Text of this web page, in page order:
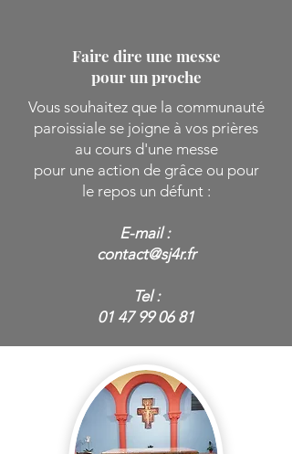
Faire dire une messe
pour un proche
Vous souhaitez que la communauté
paroissiale se joigne à vos prières
au cours d'une messe
pour une action de grâce ou pour
le repos un défunt :
E-mail :
contact@sj4r.fr
Tel :
01 47 99 06 81